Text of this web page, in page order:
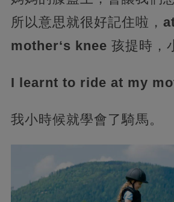
所以意思就很好記住啦，
mother‘s knee 孩提時，
I learnt to ride at my
我小時候就學會了騎馬。